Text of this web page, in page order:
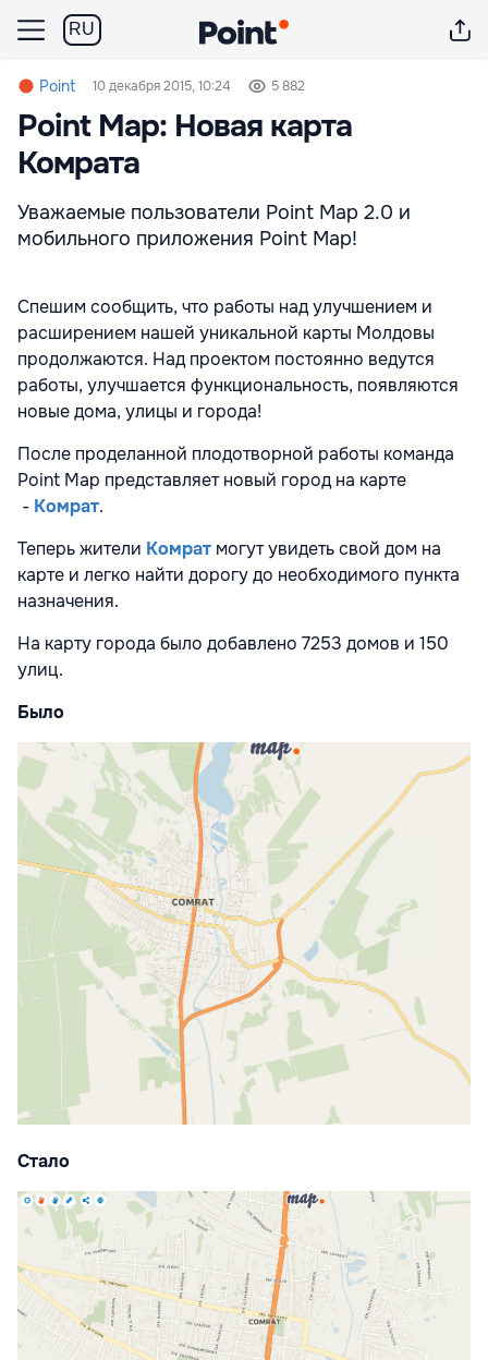
RU
Point 10 декабря 2015, 10:24 5 882
Point Map: Новая карта
Комрата
Уважаемые пользователи Point Map 2.0 и
мобильного приложения Point Map!
Спешим сообщить, что работы над улучшением и
расширением нашей уникальной карты Молдовы
продолжаются. Над проектом постоянно ведутся
работы, улучшается функциональность, появляются
новые дома, улицы и города!
После проделанной плодотворной работы команда
Point Map представляет новый город на карте
- Комрат.
Теперь жители Комрат могут увидеть свой дом на
карте и легко найти дорогу до необходимого пункта
назначения.
На карту города было добавлено 7253 домов и 150
улиц.
Было
Стало